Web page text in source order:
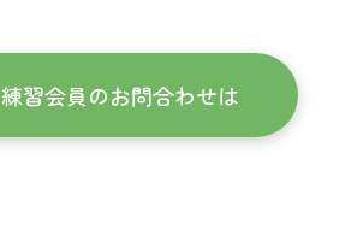
練習会員のお問合わせは